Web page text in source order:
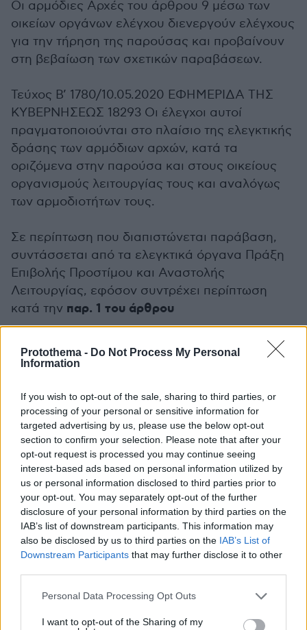
Protothema - Do Not Process My Personal
Information
If you wish to opt-out of the sale, sharing to third parties, or
processing of your personal or sensitive information for
targeted advertising by us, please use the below opt-out
section to confirm your selection. Please note that after your
opt-out request is processed you may continue seeing
interest-based ads based on personal information utilized by
us or personal information disclosed to third parties prior to
your opt-out. You may separately opt-out of the further
disclosure of your personal information by third parties on the
IAB’s list of downstream participants. This information may
also be disclosed by us to third parties on the IAB’s List of
Downstream Participants that may further disclose it to other
Please note that this website/app uses one or more Google
not limited to your visit or usage behaviour. You may click to
Personal Data Processing Opt Outs
I want to opt-out of the Sharing of my
Οι αρμόδιες Αρχές του άρθρου 9 μέσω των
οικείων οργάνων ελέγχου διενεργούν ελέγχους
για την τήρηση της παρούσας και προβαίνουν
στη βεβαίωση των σχετικών παραβάσεων.
Τεύχος B’ 1780/10.05.2020 ΕΦΗΜΕΡΙ∆Α TΗΣ
ΚΥΒΕΡΝΗΣΕΩΣ 18293 Οι έλεγχοι αυτοί
πραγματοποιούνται στο πλαίσιο της ελεγκτικής
δράσης των αρμόδιων αρχών, κατά τα
οριζόμενα στην παρούσα και στους οικείους
οργανισμούς λειτουργίας τους και αναλόγως
των αρμοδιοτήτων τους.
Σε περίπτωση που διαπιστώνεται παράβαση,
συντάσσεται από τα ελεγκτικά όργανα Πράξη
Επιβολής Προστίμου και Αναστολής
Λειτουργίας, εφόσον συντρέχει περίπτωση
κατά την παρ. 1 του άρθρου
υγειονομικού ενδιαφέροντος ή επιχείρηση ή
παραλαβής, η επιδιδόμενη πράξη
θυροκολλάται στον χώρο όπου διαπιστώθηκε η
παράβαση με την παρουσία δυο εκ των οικείων
ελεγκτικών οργάνων.
Για την άρνηση παραλαβής και τη
θυροκόλληση γίνεται σχετική ενυπόγραφη και
χρονολογημένη μνεία στα αντίτυπα της
επιδιδόμενης πράξης.
Εντός προθεσμίας πέντε (5) ημερών από την
επίδοση της Πράξης Επιβολής Προστίμου και